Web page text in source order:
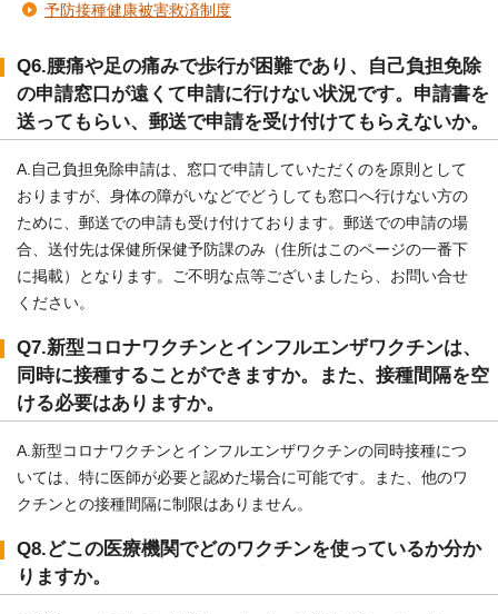
予防接種健康被害救済制度
Q6.腰痛や足の痛みで歩行が困難であり、自己負担免除
の申請窓口が遠くて申請に行けない状況です。申請書を
送ってもらい、郵送で申請を受け付けてもらえないか。
A.自己負担免除申請は、窓口で申請していただくのを原則として
おりますが、身体の障がいなどでどうしても窓口へ行けない方の
ために、郵送での申請も受け付けております。郵送での申請の場
合、送付先は保健所保健予防課のみ（住所はこのページの一番下
に掲載）となります。ご不明な点等ございましたら、お問い合せ
ください。
Q7.新型コロナワクチンとインフルエンザワクチンは、
同時に接種することができますか。また、接種間隔を空
ける必要はありますか。
A.新型コロナワクチンとインフルエンザワクチンの同時接種につ
いては、特に医師が必要と認めた場合に可能です。また、他のワ
クチンとの接種間隔に制限はありません。
Q8.どこの医療機関でどのワクチンを使っているか分か
りますか。